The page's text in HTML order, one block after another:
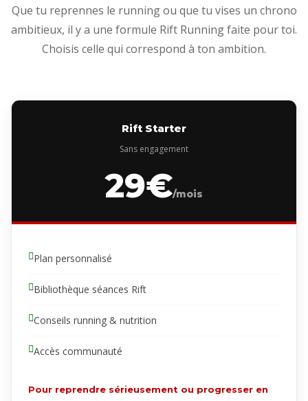
Que tu reprennes le running ou que tu vises un chrono
ambitieux, il y a une formule Rift Running faite pour toi.
Choisis celle qui correspond à ton ambition.
Rift Starter
Sans engagement
29€/mois
Plan personnalisé
Bibliothèque séances Rift
Conseils running & nutrition
Accès communauté
Pour reprendre sérieusement ou progresser en